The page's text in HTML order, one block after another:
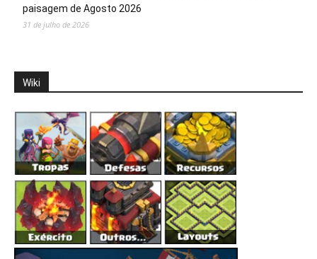
paisagem de Agosto 2026
31 de julho de 2026
Wiki